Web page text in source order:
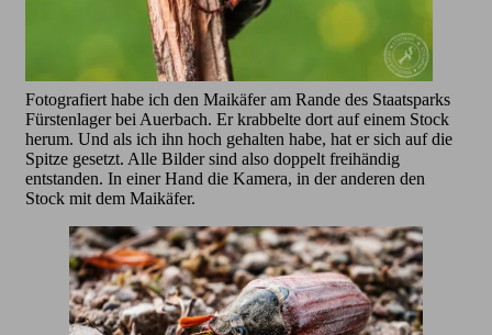
Fotografiert habe ich den Maikäfer am Rande des Staatsparks
Fürstenlager bei Auerbach. Er krabbelte dort auf einem Stock
herum. Und als ich ihn hoch gehalten habe, hat er sich auf die
Spitze gesetzt. Alle Bilder sind also doppelt freihändig
entstanden. In einer Hand die Kamera, in der anderen den
Stock mit dem Maikäfer.